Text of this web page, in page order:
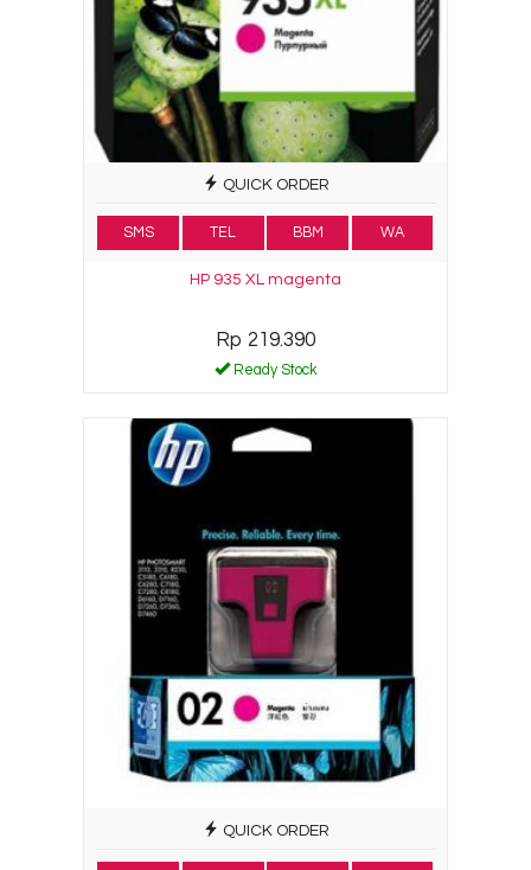
QUICK ORDER
SMS TEL BBM WA
HP 935 XL magenta
Rp 219.390
Ready Stock
QUICK ORDER